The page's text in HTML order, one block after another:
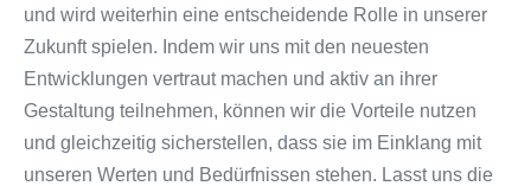
und wird weiterhin eine entscheidende Rolle in unserer
Zukunft spielen. Indem wir uns mit den neuesten
Entwicklungen vertraut machen und aktiv an ihrer
Gestaltung teilnehmen, können wir die Vorteile nutzen
und gleichzeitig sicherstellen, dass sie im Einklang mit
unseren Werten und Bedürfnissen stehen. Lasst uns die